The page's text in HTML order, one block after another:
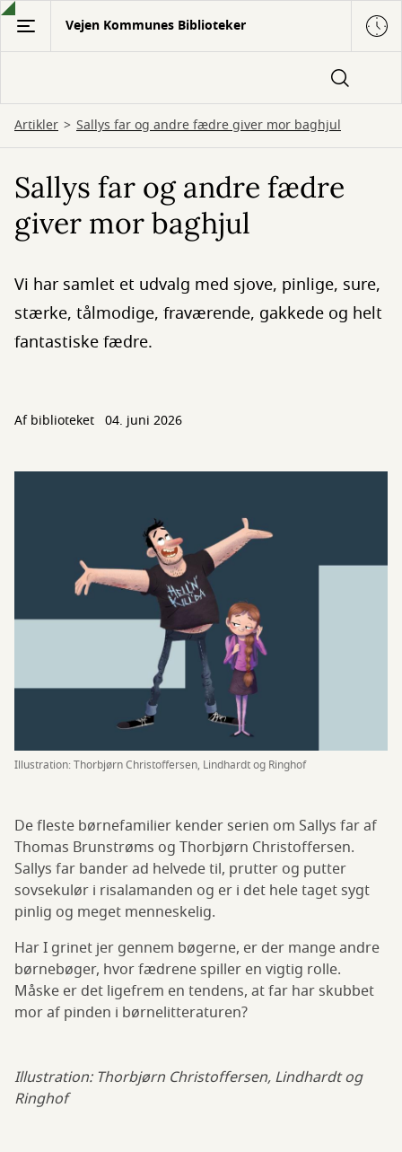
Gå
hovedindhold
Vejen Kommunes Biblioteker
Artikler Sallys far og andre fædre giver mor baghjul
Sallys far og andre fædre
giver mor baghjul
Vi har samlet et udvalg med sjove, pinlige, sure,
stærke, tålmodige, fraværende, gakkede og helt
fantastiske fædre.
Af biblioteket 04. juni 2026
Illustration: Thorbjørn Christoffersen, Lindhardt og Ringhof
De fleste børnefamilier kender serien om Sallys far af
Thomas Brunstrøms og Thorbjørn Christoffersen.
Sallys far bander ad helvede til, prutter og putter
sovsekulør i risalamanden og er i det hele taget sygt
pinlig og meget menneskelig.
Har I grinet jer gennem bøgerne, er der mange andre
børnebøger, hvor fædrene spiller en vigtig rolle.
Måske er det ligefrem en tendens, at far har skubbet
mor af pinden i børnelitteraturen?
Illustration: Thorbjørn Christoffersen, Lindhardt og
Ringhof